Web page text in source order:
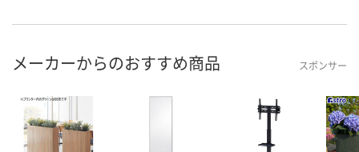
メーカーからのおすすめ商品 スポンサー